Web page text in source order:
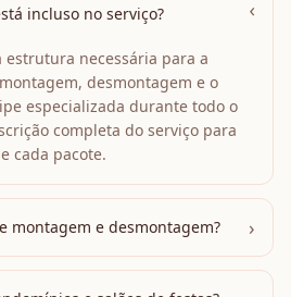
incluso no serviço? ›
estrutura necessária para a
desmontagem e o
especializada durante todo o
completa do serviço para
cada pacote.
montagem e desmontagem? ›